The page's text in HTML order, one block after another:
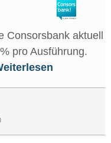
Consorsbank aktuell
pro Ausführung.